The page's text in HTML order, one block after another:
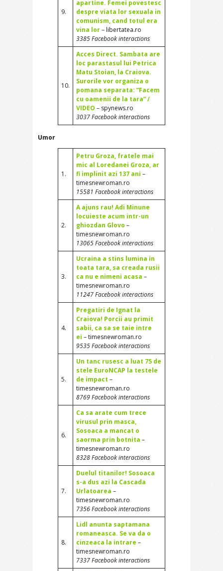
9.
apartine. Femei povestesc
despre viata lor sexuala in
comunism, cand totul era
vina lor– libertatea.ro
3385 Facebook interactions
10.
Acces Direct. Sambata are
loc parastasul lui Petrica
Matu Stoian, la Craiova.
Surorile vor organiza o
pomana separata: “Facem
cu oamenii de la tara” /
VIDEO – spynews.ro
3037 Facebook interactions
Umor
1.
Petru Groza, fratele mai
mic al Loredanei Groza, ar
fi implinit azi 137 ani –
timesnewroman.ro
15581 Facebook interactions
2.
A ajuns rau! Adi Minune
locuieste acum intr-un
ghiozdan Glovo –
timesnewroman.ro
13065 Facebook interactions
3.
Ucraina a stins lumina in
toata tara, sa creada rusii
ca nu e nimeni acasa –
timesnewroman.ro
11247 Facebook interactions
4.
Pregatiri de Ignat la
Craiova! Porcii au primit
sabii, ca sa se taie intre
ei – timesnewroman.ro
9535 Facebook interactions
5.
Un tanc rusesc a luat 75 de
stele EuroNCAP la testele
de impact –
timesnewroman.ro
8769 Facebook interactions
6.
Ca sa arate cum trece
virusul prin masca,
Sosoaca a mancat o
saorma prin botnita –
timesnewroman.ro
8328 Facebook interactions
7.
Duelul titanilor! Sosoaca
s-a dus azi la Cascada
Urlatoarea –
timesnewroman.ro
7356 Facebook interactions
8.
Lidl anunta saptamana
romaneasca. Se va da o
cinzeaca la intrare –
timesnewroman.ro
7337 Facebook interactions